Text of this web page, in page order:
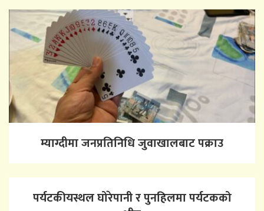
म्याग्दीमा जनप्रतिनिधि जुवाखालबाट पक्राउ
पर्यटकीयस्थल घोरेपानी र पुनहिलमा पर्यटकको